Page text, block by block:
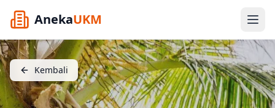
AnekaUKM
Kembali